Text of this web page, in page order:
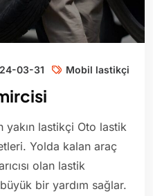
03-31 Mobil lastikçi
yakın lastikçi Oto lastik
Yolda kalan araç
olan lastik
bir yardım sağlar.